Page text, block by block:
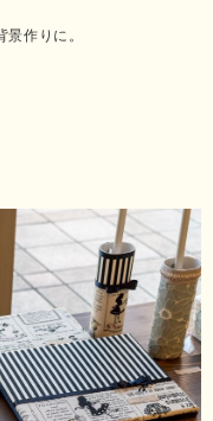
作りに。